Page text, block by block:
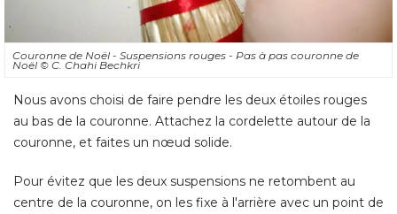
Couronne de Noël - Suspensions rouges - Pas à pas couronne de
Noël © C. Chahi Bechkri
Nous avons choisi de faire pendre les deux étoiles rouges
au bas de la couronne. Attachez la cordelette autour de la
couronne, et faites un nœud solide.
Pour évitez que les deux suspensions ne retombent au
centre de la couronne, on les fixe à l'arrière avec un point de